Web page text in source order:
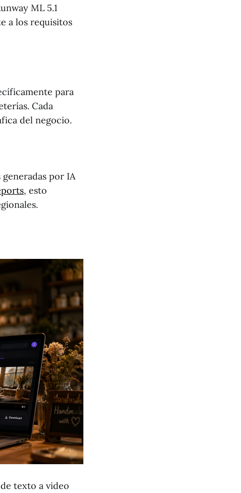
ML 5.1
a los requisitos
para
Cada
del negocio.
por IA
, esto
texto a video